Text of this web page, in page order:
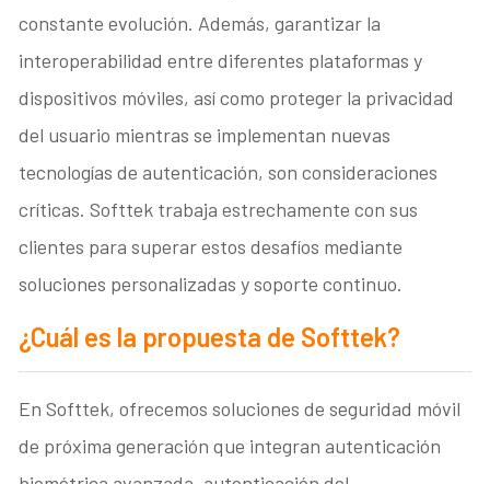
constante evolución. Además, garantizar la
interoperabilidad entre diferentes plataformas y
dispositivos móviles, así como proteger la privacidad
del usuario mientras se implementan nuevas
tecnologías de autenticación, son consideraciones
críticas. Softtek trabaja estrechamente con sus
clientes para superar estos desafíos mediante
soluciones personalizadas y soporte continuo.
¿Cuál es la propuesta de Softtek?
En Softtek, ofrecemos soluciones de seguridad móvil
de próxima generación que integran autenticación